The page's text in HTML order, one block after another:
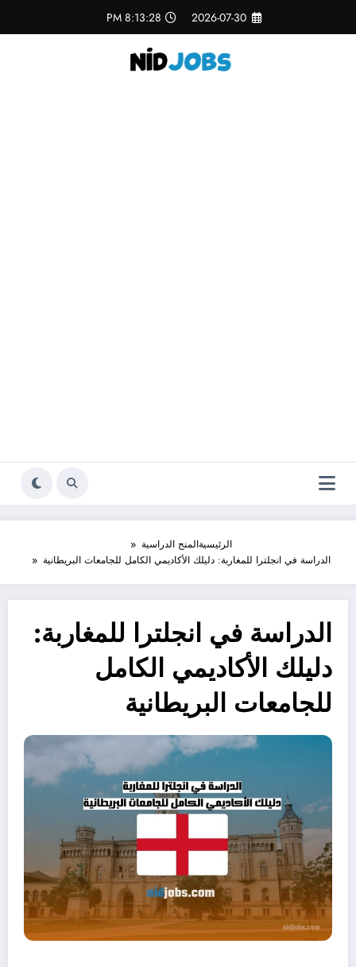
المحتوى
2026-07-30
8:13:29 PM
الرئيسيةالمنح الدراسية
الدراسة في انجلترا للمغاربة: دليلك الأكاديمي الكامل للجامعات البريطانية
الدراسة في انجلترا للمغاربة:
دليلك الأكاديمي الكامل
للجامعات البريطانية